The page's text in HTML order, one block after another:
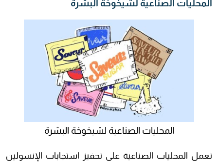
المحليات الصناعية لشيخوخة البشرة
المحليات الصناعية لشيخوخة البشرة
تعمل المحليات الصناعية على تحفيز استجابات الإنسولين